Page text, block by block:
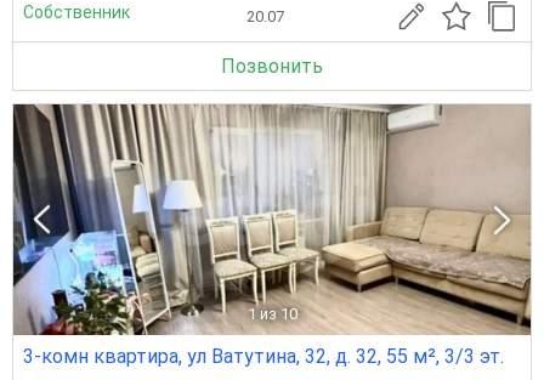
Собственник 20.07
Позвонить
1 из 10
3-комн квартира, ул Ватутина, 32, д. 32, 55 м², 3/3 эт.